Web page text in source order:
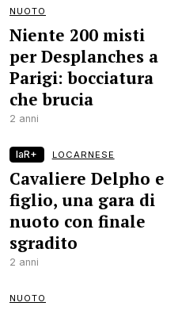
NUOTO
Niente 200 misti
per Desplanches a
Parigi: bocciatura
che brucia
2 anni
laR+ LOCARNESE
Cavaliere Delpho e
figlio, una gara di
nuoto con finale
sgradito
2 anni
NUOTO